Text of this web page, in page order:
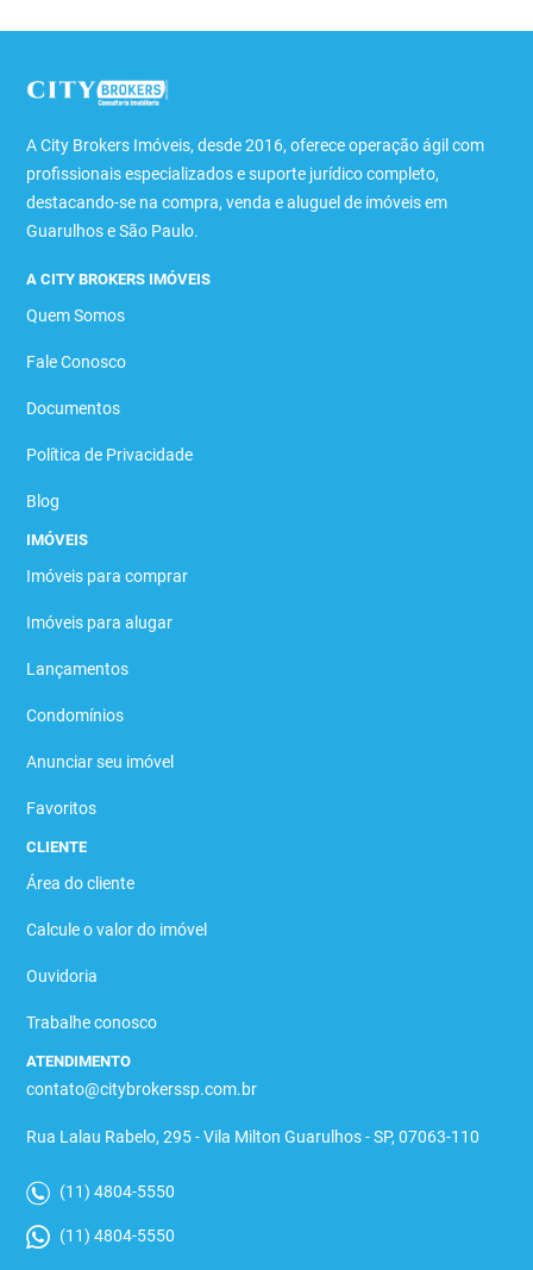
A City Brokers Imóveis, desde 2016, oferece operação ágil com
profissionais especializados e suporte jurídico completo,
destacando-se na compra, venda e aluguel de imóveis em
Guarulhos e São Paulo.
A CITY BROKERS IMÓVEIS
Quem Somos
Fale Conosco
Documentos
Política de Privacidade
Blog
IMÓVEIS
Imóveis para comprar
Imóveis para alugar
Lançamentos
Condomínios
Anunciar seu imóvel
Favoritos
CLIENTE
Área do cliente
Calcule o valor do imóvel
Ouvidoria
Trabalhe conosco
ATENDIMENTO
contato@citybrokerssp.com.br
Rua Lalau Rabelo, 295 - Vila Milton Guarulhos - SP, 07063-110
(11) 4804-5550
(11) 4804-5550